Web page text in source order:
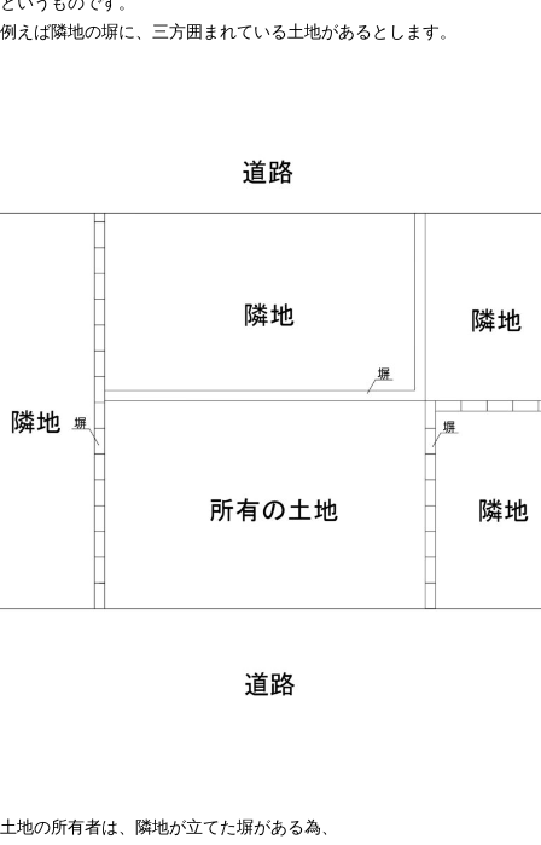
例えば隣地の塀に、三方囲まれている土地があるとします。
土地の所有者は、隣地が立てた塀がある為、